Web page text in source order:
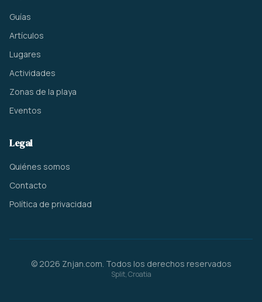
Guías
Artículos
Lugares
Actividades
Zonas de la playa
Eventos
Legal
Quiénes somos
Contacto
Política de privacidad
© 2026 Znjan.com. Todos los derechos reservados
Split, Croatia